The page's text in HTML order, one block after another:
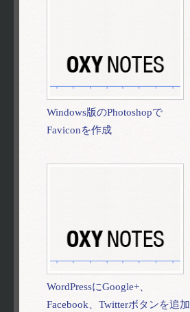
Windows版のPhotoshopで
Faviconを作成
WordPressにGoogle+、
Facebook、Twitterボタンを追加